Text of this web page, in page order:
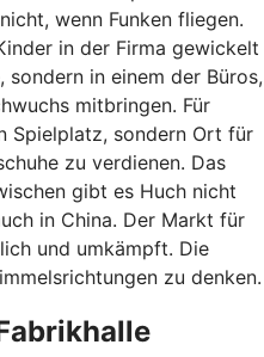
wenn Funken fliegen.
in der Firma gewickelt
in einem der Büros,
mitbringen. Für
Spielplatz, sondern Ort für
zu verdienen. Das
gibt es Huch nicht
in China. Der Markt für
und umkämpft. Die
zu denken.